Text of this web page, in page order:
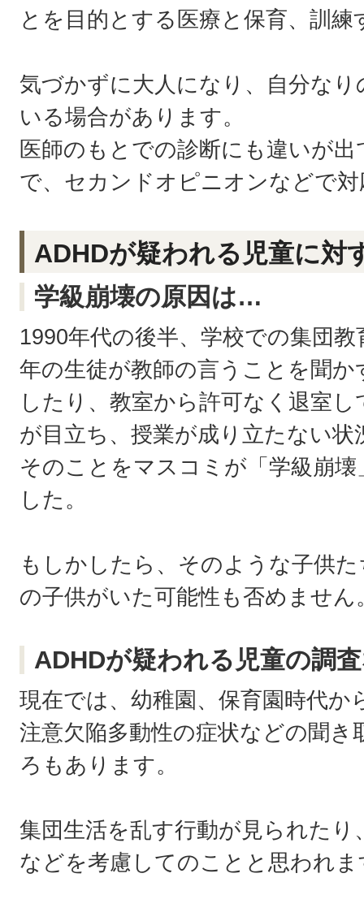
とを目的とする医療と保育、訓
気づかずに大人になり、自分な
いる場合があります。
医師のもとでの診断にも違いが
で、セカンドオピニオンなどで
ADHDが疑われる児童に対
学級崩壊の原因は…
1990年代の後半、学校での集団
年の生徒が教師の言うことを聞
したり、教室から許可なく退室
が目立ち、授業が成り立たない
そのことをマスコミが「学級崩
した。
もしかしたら、そのような子供
の子供がいた可能性も否めません
ADHDが疑われる児童の調
現在では、幼稚園、保育園時代か
注意欠陥多動性の症状などの聞
ろもあります。
集団生活を乱す行動が見られた
などを考慮してのことと思われま